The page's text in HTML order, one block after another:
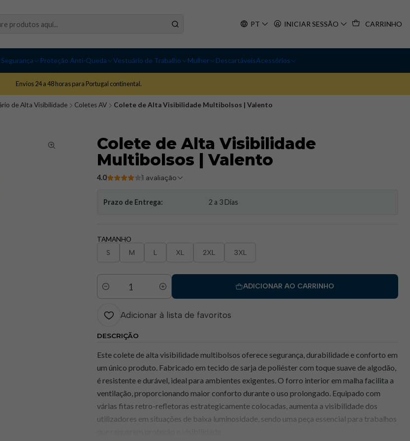
PT INICIAR SESSÃO CARRINHO
Proteção Anti-Queda Vestuário de Trabalho Mulher DescartáveisAcessórios
Envios 24 a 48 horas para Portugal continental.
de Alta Visibilidade Coletes AV Colete de Alta Visibilidade Multibolsos | Valento
Colete de Alta Visibilidade
Multibolsos | Valento
4.0 1 avaliação
Prazo de Entrega: 2 a 3 Dias
TAMANHO
S M L XL 2XL 3XL
Quantidade
ADICIONAR AO CARRINHO
Adicionar à lista de favoritos
DESCRIÇÃO
Este colete de alta visibilidade multibolsos oferece segurança, durabilidade e conforto em
um único produto. Fabricado em tecido de sarja de poliéster com toque suave de algodão,
é resistente e durável, ideal para ambientes exigentes. O forro interior em malha facilita a
ventilação, proporcionando maior conforto durante o uso prolongado. Equipado com
várias fitas retro-refletoras estrategicamente colocadas, aumenta a visibilidade dos
utilizadores em situações de baixa luminosidade, sendo uma peça essencial para trabalhos